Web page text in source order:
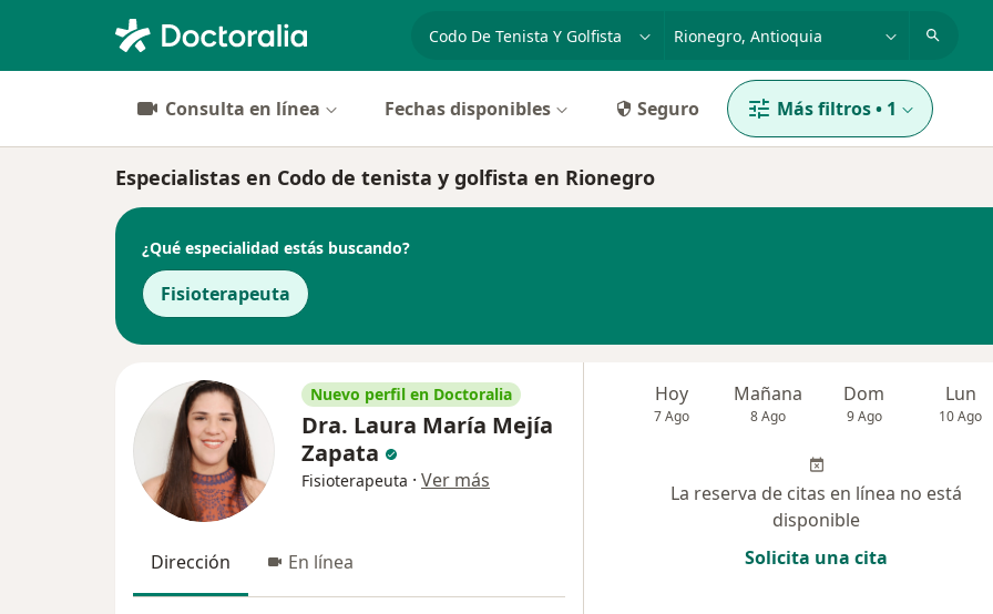
Consulta en línea Fechas disponibles Seguro Más filtros• 1
Especialistas en Codo de tenista y golfista en Rionegro
¿Qué especialidad estás buscando?
Fisioterapeuta
Nuevo perfil en Doctoralia
Dra. Laura María Mejía
Zapata
Fisioterapeuta · Ver más
Dirección En línea
Hoy
7 Ago
Mañana
8 Ago
Dom
9 Ago
Lun
10 Ago
La reserva de citas en línea no está
disponible
Solicita una cita